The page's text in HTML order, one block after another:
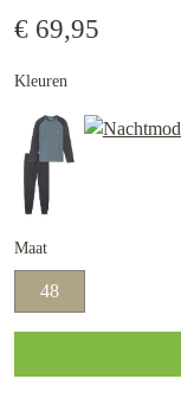
€ 69,95
Kleuren
Maat
48